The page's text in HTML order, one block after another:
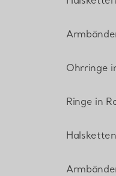
Ohrringe
Ringe in